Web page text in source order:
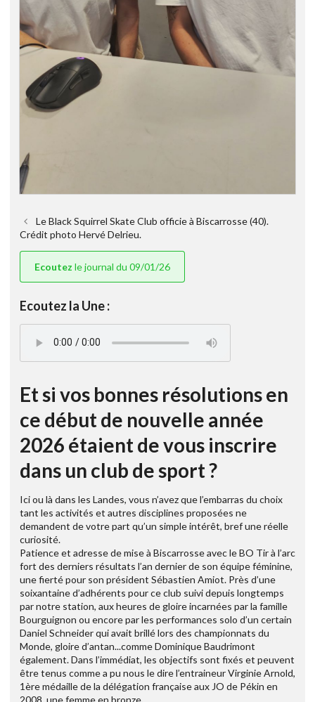
Le Black Squirrel Skate Club officie à Biscarrosse (40).
Crédit photo Hervé Delrieu.
Ecoutez le journal du 09/01/26
Ecoutez la Une :
Et si vos bonnes résolutions en
ce début de nouvelle année
2026 étaient de vous inscrire
dans un club de sport ?
Ici ou là dans les Landes, vous n’avez que l’embarras du choix
tant les activités et autres disciplines proposées ne
demandent de votre part qu’un simple intérêt, bref une réelle
curiosité.
Patience et adresse de mise à Biscarrosse avec le BO Tir à l’arc
fort des derniers résultats l’an dernier de son équipe féminine,
une fierté pour son président Sébastien Amiot. Près d’une
soixantaine d’adhérents pour ce club suivi depuis longtemps
par notre station, aux heures de gloire incarnées par la famille
Bourguignon ou encore par les performances solo d’un certain
Daniel Schneider qui avait brillé lors des championnats du
Monde, gloire d’antan...comme Dominique Baudrimont
également. Dans l’immédiat, les objectifs sont fixés et peuvent
être tenus comme a pu nous le dire l’entraineur Virginie Arnold,
1ère médaille de la délégation française aux JO de Pékin en
2008, une femme en bronze.